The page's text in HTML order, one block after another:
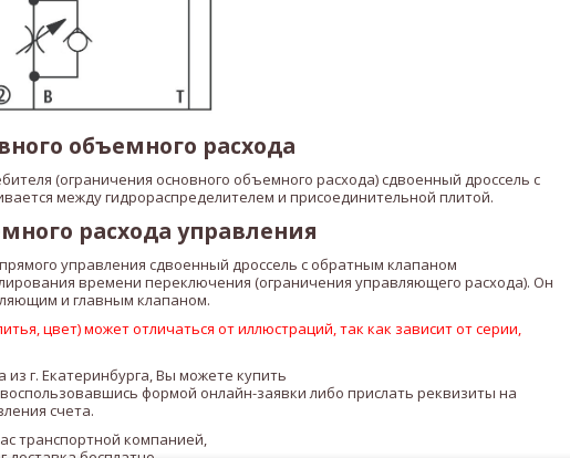
объемного расхода
(ограничения основного объемного расхода) сдвоенный дроссель с
между гидрораспределителем и присоединительной плитой.
расхода управления
управления сдвоенный дроссель с обратным клапаном
времени переключения (ограничения управляющего расхода). Он
и главным клапаном.
цвет) может отличаться от иллюстраций, так как зависит от серии,
из г. Екатеринбурга, Вы можете купить
воспользовавшись формой онлайн-заявки либо прислать реквизиты на
счета.
транспортной компанией,